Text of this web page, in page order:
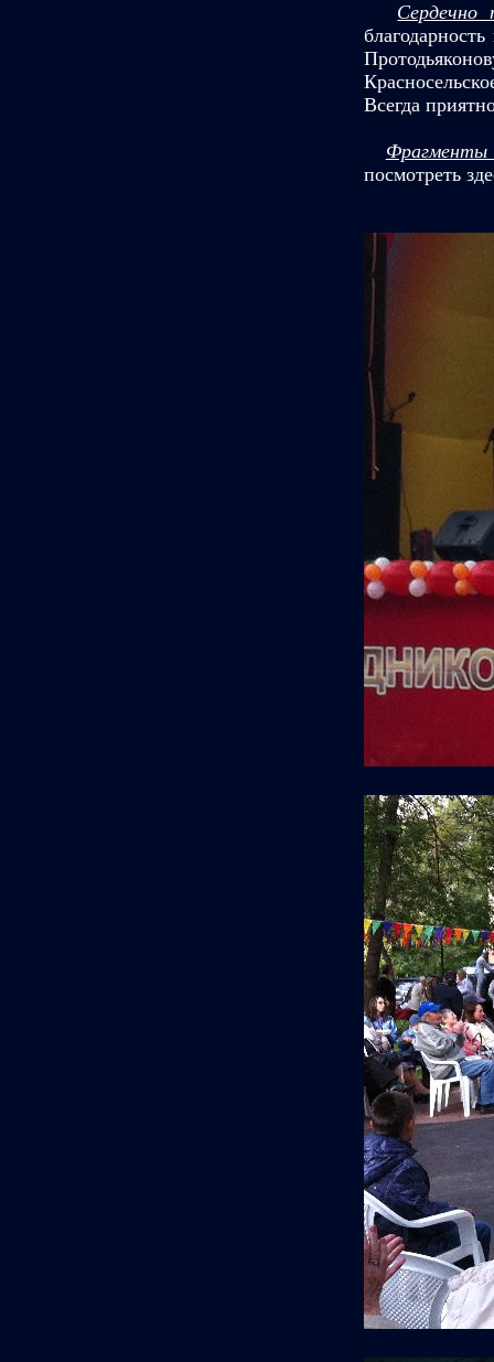
Сердечно
Всегда
Фрагменты
посмотреть